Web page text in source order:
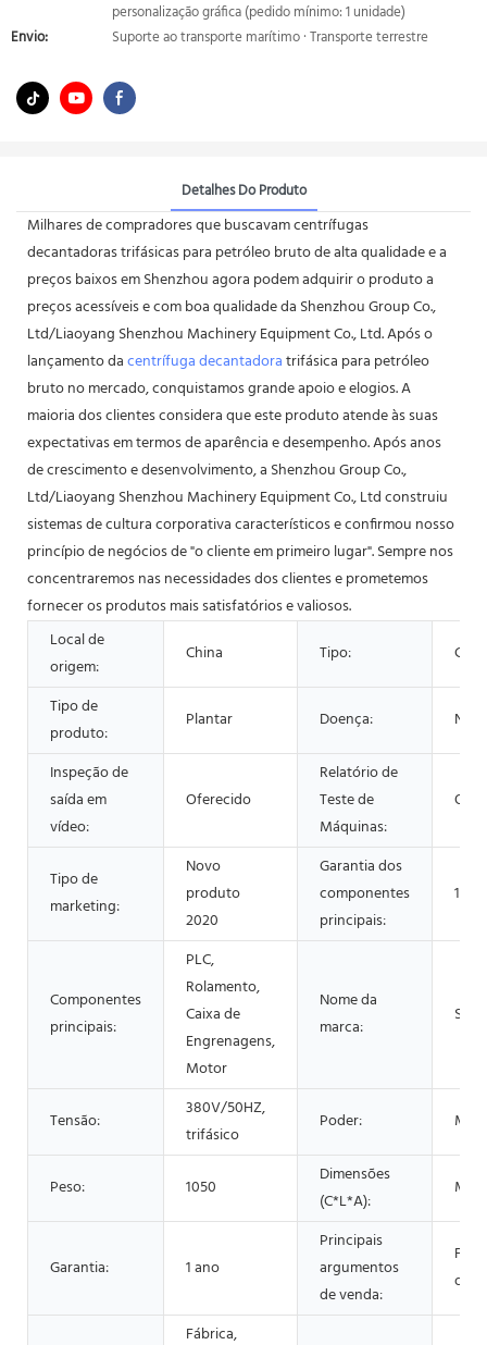
personalização gráfica (pedido mínimo: 1 unidade)
Envio:
Suporte ao transporte marítimo · Transporte terrestre
Detalhes Do Produto
Milhares de compradores que buscavam centrífugas
decantadoras trifásicas para petróleo bruto de alta qualidade e a
preços baixos em Shenzhou agora podem adquirir o produto a
preços acessíveis e com boa qualidade da Shenzhou Group Co.,
Ltd/Liaoyang Shenzhou Machinery Equipment Co., Ltd. Após o
lançamento dacentrífuga decantadoratrifásica para petróleo
bruto no mercado, conquistamos grande apoio e elogios. A
maioria dos clientes considera que este produto atende às suas
expectativas em termos de aparência e desempenho. Após anos
de crescimento e desenvolvimento, a Shenzhou Group Co.,
Ltd/Liaoyang Shenzhou Machinery Equipment Co., Ltd construiu
sistemas de cultura corporativa característicos e confirmou nosso
princípio de negócios de "o cliente em primeiro lugar". Sempre nos
concentraremos nas necessidades dos clientes e prometemos
fornecer os produtos mais satisfatórios e valiosos.
Local de
origem:
China Tipo:
Tipo de
produto:
Plantar Doença:
Inspeção de
saída em
vídeo:
Oferecido
Relatório de
Teste de
Máquinas:
Tipo de
marketing:
Novo
produto
2020
Garantia dos
componentes
principais:
1 ano
Componentes
principais:
PLC,
Rolamento,
Caixa de
Engrenagens,
Motor
Nome da
marca:
Tensão:
380V/50HZ,
trifásico
Poder:
Peso: 1050
Dimensões
(C*L*A):
Garantia: 1 ano
Principais
argumentos
de venda:
Fábrica,